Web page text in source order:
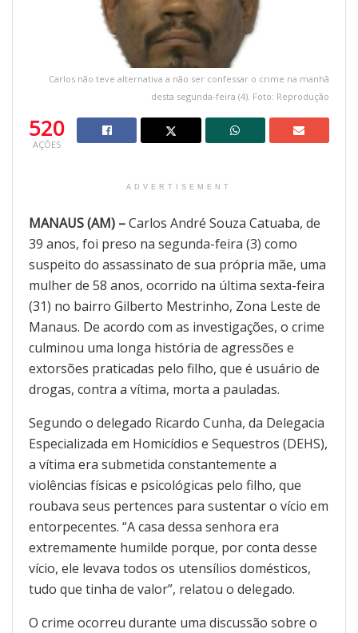
Carlos não teve alternativa a não ser confessar o crime na manhã
desta segunda-feira (4). Foto: Reprodução
520
AÇÕES
ADVERTISEMENT
MANAUS (AM) –Carlos André Souza Catuaba, de
39 anos, foi preso na segunda-feira (3) como
suspeito do assassinato de sua própria mãe, uma
mulher de 58 anos, ocorrido na última sexta-feira
(31) no bairro Gilberto Mestrinho, Zona Leste de
Manaus. De acordo com as investigações, o crime
culminou uma longa história de agressões e
extorsões praticadas pelo filho, que é usuário de
drogas, contra a vítima, morta a pauladas.
Segundo o delegado Ricardo Cunha, da Delegacia
Especializada em Homicídios e Sequestros (DEHS),
a vítima era submetida constantemente a
violências físicas e psicológicas pelo filho, que
roubava seus pertences para sustentar o vício em
entorpecentes. “A casa dessa senhora era
extremamente humilde porque, por conta desse
vício, ele levava todos os utensílios domésticos,
tudo que tinha de valor”, relatou o delegado.
O crime ocorreu durante uma discussão sobre o